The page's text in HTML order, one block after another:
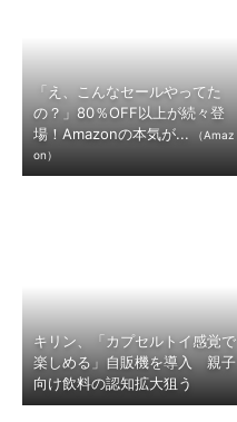
「え、こんなセールやってた
の？」80％OFF以上が続々登
場！Amazonの本気が...
（Amaz
on）
キリン、「カプセルトイ感覚で
楽しめる」自販機を導入 親子
向け飲料の認知拡大狙う